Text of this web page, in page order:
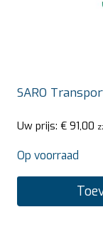
SARO
Uw prijs: € 91,00
Op voorraad